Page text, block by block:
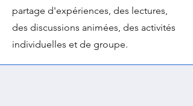
partage d'expériences, des lectures,
des discussions animées, des activités
individuelles et de groupe.